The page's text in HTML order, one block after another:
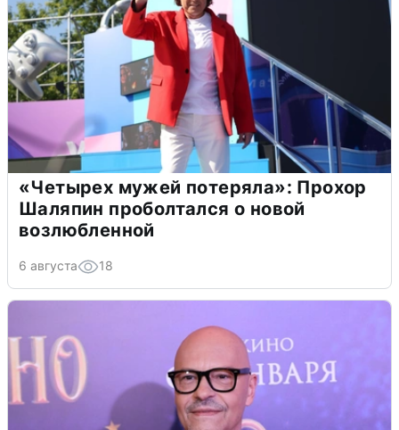
«Четырех мужей потеряла»: Прохор
Шаляпин проболтался о новой
возлюбленной
6 августа 18